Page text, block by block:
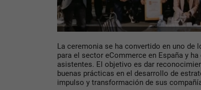
La ceremonia se ha convertido en uno de
para el sector eCommerce en España y
asistentes. El objetivo es dar
buenas prácticas en el desarrollo de
impulso y transformación de sus